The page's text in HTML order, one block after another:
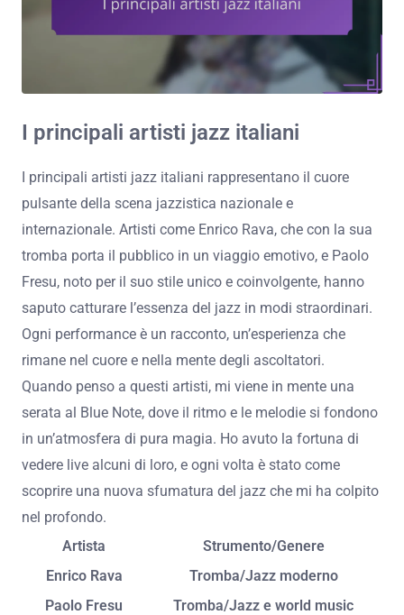
I principali artisti jazz italiani
I principali artisti jazz italiani rappresentano il cuore
pulsante della scena jazzistica nazionale e
internazionale. Artisti come Enrico Rava, che con la sua
tromba porta il pubblico in un viaggio emotivo, e Paolo
Fresu, noto per il suo stile unico e coinvolgente, hanno
saputo catturare l’essenza del jazz in modi straordinari.
Ogni performance è un racconto, un’esperienza che
rimane nel cuore e nella mente degli ascoltatori.
Quando penso a questi artisti, mi viene in mente una
serata al Blue Note, dove il ritmo e le melodie si fondono
in un’atmosfera di pura magia. Ho avuto la fortuna di
vedere live alcuni di loro, e ogni volta è stato come
scoprire una nuova sfumatura del jazz che mi ha colpito
nel profondo.
Artista
Strumento/Genere
Enrico Rava
Tromba/Jazz moderno
Paolo Fresu
Tromba/Jazz e world music